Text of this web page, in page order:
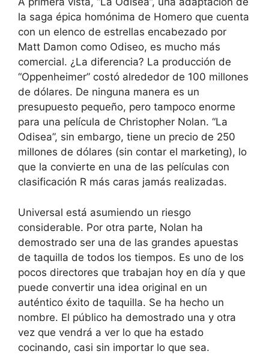
la saga épica homónima de Homero que cuenta
con un elenco de estrellas encabezado por
Matt Damon como Odiseo, es mucho más
comercial. ¿La diferencia? La producción de
“Oppenheimer” costó alrededor de 100 millones
de dólares. De ninguna manera es un
presupuesto pequeño, pero tampoco enorme
para una película de Christopher Nolan. “La
Odisea”, sin embargo, tiene un precio de 250
millones de dólares (sin contar el marketing), lo
que la convierte en una de las películas con
clasificación R más caras jamás realizadas.
Universal está asumiendo un riesgo
considerable. Por otra parte, Nolan ha
demostrado ser una de las grandes apuestas
de taquilla de todos los tiempos. Es uno de los
pocos directores que trabajan hoy en día y que
puede convertir una idea original en un
auténtico éxito de taquilla. Se ha hecho un
nombre. El público ha demostrado una y otra
vez que vendrá a ver lo que ha estado
cocinando, casi sin importar lo que sea.